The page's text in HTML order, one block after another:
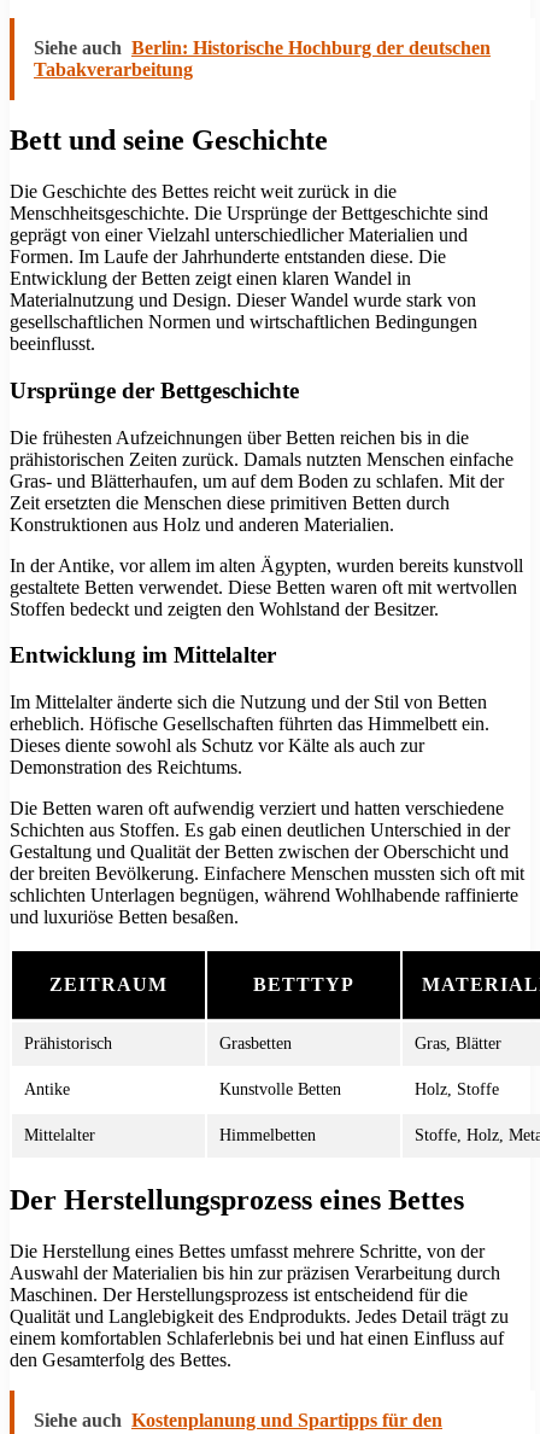
Siehe auch Berlin: Historische Hochburg der deutschen
Tabakverarbeitung
Bett und seine Geschichte
Die Geschichte des Bettes reicht weit zurück in die
Menschheitsgeschichte. Die Ursprünge der Bettgeschichte sind
geprägt von einer Vielzahl unterschiedlicher Materialien und
Formen. Im Laufe der Jahrhunderte entstanden diese. Die
Entwicklung der Betten zeigt einen klaren Wandel in
Materialnutzung und Design. Dieser Wandel wurde stark von
gesellschaftlichen Normen und wirtschaftlichen Bedingungen
beeinflusst.
Ursprünge der Bettgeschichte
Die frühesten Aufzeichnungen über Betten reichen bis in die
prähistorischen Zeiten zurück. Damals nutzten Menschen einfache
Gras- und Blätterhaufen, um auf dem Boden zu schlafen. Mit der
Zeit ersetzten die Menschen diese primitiven Betten durch
Konstruktionen aus Holz und anderen Materialien.
In der Antike, vor allem im alten Ägypten, wurden bereits kunstvoll
gestaltete Betten verwendet. Diese Betten waren oft mit wertvollen
Stoffen bedeckt und zeigten den Wohlstand der Besitzer.
Entwicklung im Mittelalter
Im Mittelalter änderte sich die Nutzung und der Stil von Betten
erheblich. Höfische Gesellschaften führten das Himmelbett ein.
Dieses diente sowohl als Schutz vor Kälte als auch zur
Demonstration des Reichtums.
Die Betten waren oft aufwendig verziert und hatten verschiedene
Schichten aus Stoffen. Es gab einen deutlichen Unterschied in der
Gestaltung und Qualität der Betten zwischen der Oberschicht und
der breiten Bevölkerung. Einfachere Menschen mussten sich oft mit
schlichten Unterlagen begnügen, während Wohlhabende raffinierte
und luxuriöse Betten besaßen.
ZEITRAUM BETTTYP
Prähistorisch Grasbetten Gras, Blätter
Antike Kunstvolle Betten Holz, Stoffe
Mittelalter Himmelbetten Stoffe, Holz,
Der Herstellungsprozess eines Bettes
Die Herstellung eines Bettes umfasst mehrere Schritte, von der
Auswahl der Materialien bis hin zur präzisen Verarbeitung durch
Maschinen. Der Herstellungsprozess ist entscheidend für die
Qualität und Langlebigkeit des Endprodukts. Jedes Detail trägt zu
einem komfortablen Schlaferlebnis bei und hat einen Einfluss auf
den Gesamterfolg des Bettes.
Siehe auch Kostenplanung und Spartipps für den